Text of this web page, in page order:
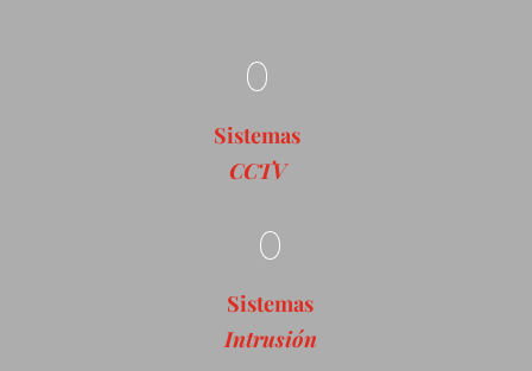
Sistemas
CCTV
Sistemas
Intrusión